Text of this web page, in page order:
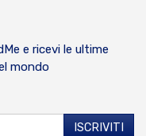
e ricevi le ultime
mondo